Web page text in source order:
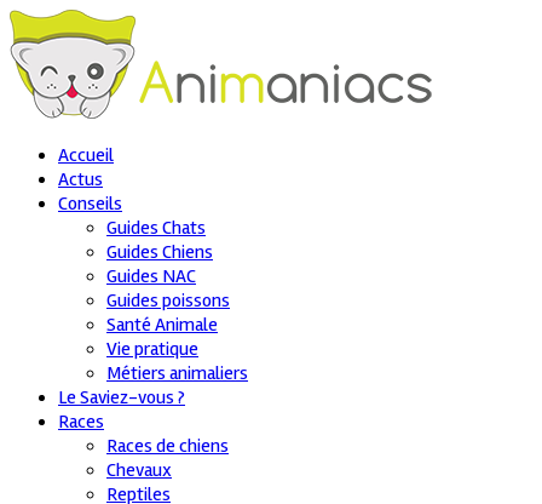
Accueil
Actus
Conseils
Guides Chats
Guides Chiens
Guides NAC
Guides poissons
Santé Animale
Vie pratique
Métiers animaliers
Le Saviez-vous ?
Races
Races de chiens
Chevaux
Reptiles